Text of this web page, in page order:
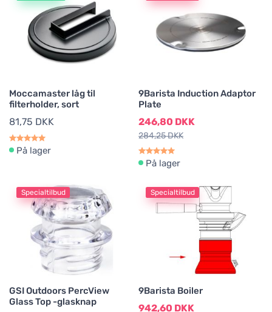
Moccamaster låg til
filterholder, sort
81,75 DKK
På lager
9Barista Induction Adaptor
Plate
246,80 DKK
284,25 DKK
På lager
Specialtilbud
GSI Outdoors PercView
Glass Top -glasknap
Specialtilbud
9Barista Boiler
942,60 DKK